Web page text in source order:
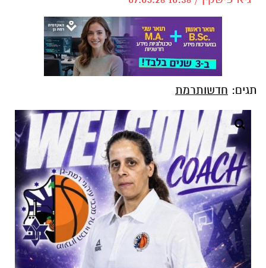
חדשותרמת
נעמי קולודני (צילום: עמוד הפייסבוק מכבי רמת גן
כדורסל נשים)